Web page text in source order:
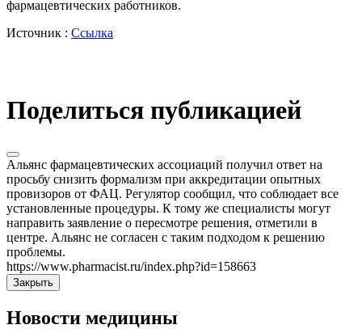
фармацевтических работников.
Источник : Ссылка
Поделиться публикацией
Альянс фармацевтических ассоциаций получил ответ на
просьбу снизить формализм при аккредитации опытных
провизоров от ФАЦ. Регулятор сообщил, что соблюдает все
установленные процедуры. К тому же специалисты могут
направить заявление о пересмотре решения, отметили в
центре. Альянс не согласен с таким подходом к решению
проблемы.
https://www.pharmacist.ru/index.php?id=158663
Закрыть
Новости медицины